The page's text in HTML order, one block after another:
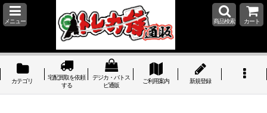
メニュー 商品検索 カート
カテゴリ
宅配買取を依頼
する
デジカ・バトス
ピ通販
ご利用案内 新規登録